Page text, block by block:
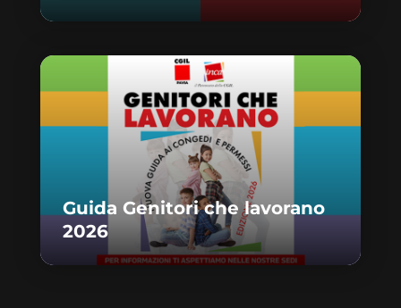
Guida Genitori che lavorano
2026